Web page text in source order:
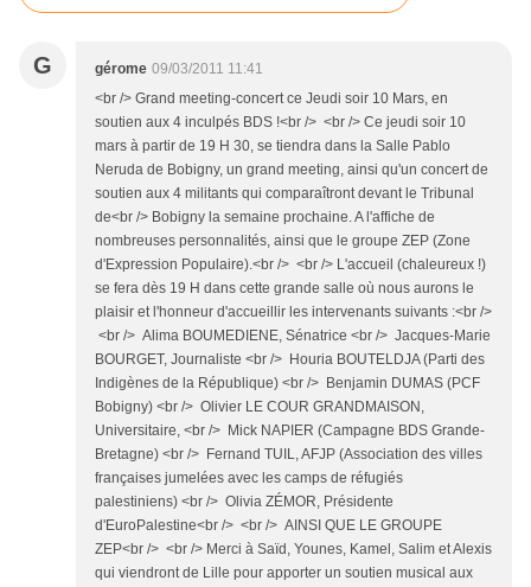
G gérome 09/03/2011 11:41
<br /> Grand meeting-concert ce Jeudi soir 10 Mars, en
soutien aux 4 inculpés BDS !<br /> <br /> Ce jeudi soir 10
mars à partir de 19 H 30, se tiendra dans la Salle Pablo
Neruda de Bobigny, un grand meeting, ainsi qu'un concert de
soutien aux 4 militants qui comparaîtront devant le Tribunal
de<br /> Bobigny la semaine prochaine. A l'affiche de
nombreuses personnalités, ainsi que le groupe ZEP (Zone
d'Expression Populaire).<br /> <br /> L'accueil (chaleureux !)
se fera dès 19 H dans cette grande salle où nous aurons le
plaisir et l'honneur d'accueillir les intervenants suivants :<br />
<br /> Alima BOUMEDIENE, Sénatrice <br /> Jacques-Marie
BOURGET, Journaliste <br /> Houria BOUTELDJA (Parti des
Indigènes de la République) <br /> Benjamin DUMAS (PCF
Bobigny) <br /> Olivier LE COUR GRANDMAISON,
Universitaire, <br /> Mick NAPIER (Campagne BDS Grande-
Bretagne) <br /> Fernand TUIL, AFJP (Association des villes
françaises jumelées avec les camps de réfugiés
palestiniens) <br /> Olivia ZÉMOR, Présidente
d'EuroPalestine<br /> <br /> AINSI QUE LE GROUPE
ZEP<br /> <br /> Merci à Saïd, Younes, Kamel, Salim et Alexis
qui viendront de Lille pour apporter un soutien musical aux